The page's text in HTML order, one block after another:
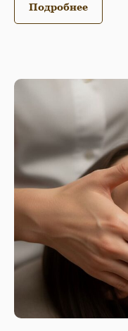
Подробнее